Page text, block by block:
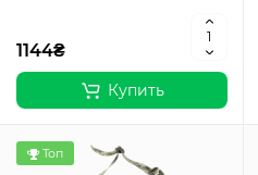
1144₴
Купить
Топ